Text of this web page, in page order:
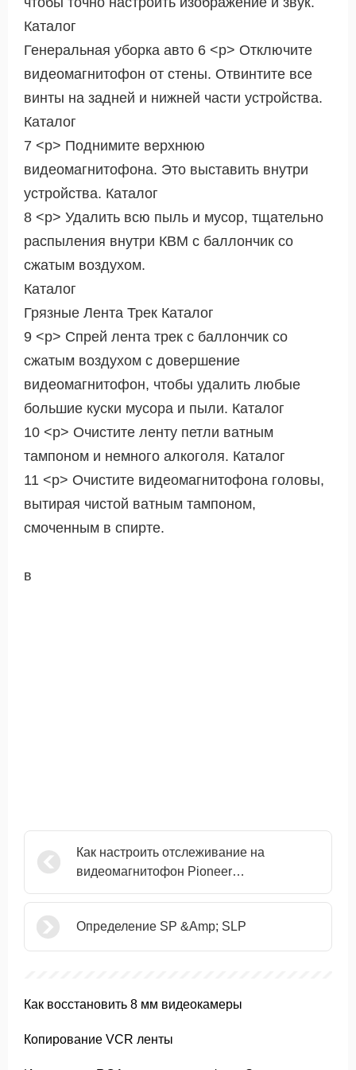
Каталог
Генеральная уборка авто 6 <р> Отключите
видеомагнитофон от стены. Отвинтите все
винты на задней и нижней части устройства.
Каталог
7 <р> Поднимите верхнюю
видеомагнитофона. Это выставить внутри
устройства. Каталог
8 <р> Удалить всю пыль и мусор, тщательно
распыления внутри КВМ с баллончик со
сжатым воздухом.
Каталог
Грязные Лента Трек Каталог
9 <р> Спрей лента трек с баллончик со
сжатым воздухом с довершение
видеомагнитофон, чтобы удалить любые
большие куски мусора и пыли. Каталог
10 <р> Очистите ленту петли ватным
тампоном и немного алкоголя. Каталог
11 <р> Очистите видеомагнитофона головы,
вытирая чистой ватным тампоном,
смоченным в спирте.
в
Как настроить отслеживание на
видеомагнитофон Pioneer
дистанционного
Определение SP &Amp; SLP
Как восстановить 8 мм видеокамеры
Копирование VCR ленты